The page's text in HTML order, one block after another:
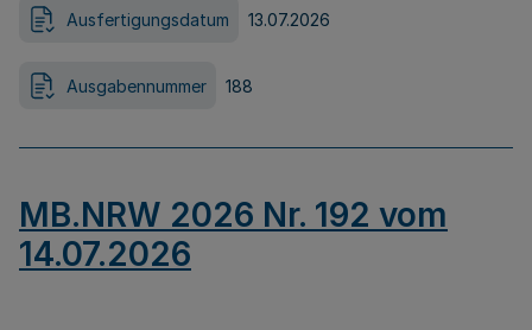
Ausfertigungsdatum 13.07.2026
Ausgabennummer 188
MB.NRW 2026 Nr. 192 vom
14.07.2026